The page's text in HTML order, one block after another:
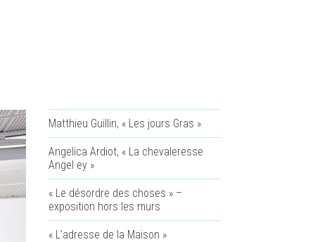
Matthieu Guillin, « Les jours Gras »
Angelica Ardiot, « La chevaleresse
Angel·ey »
« Le désordre des choses » –
exposition hors les murs
« L’adresse de la Maison »